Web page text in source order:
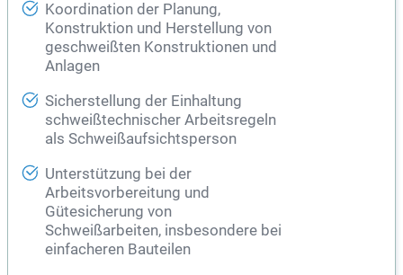
Koordination der Planung,
Konstruktion und Herstellung von
geschweißten Konstruktionen und
Anlagen
Sicherstellung der Einhaltung
schweißtechnischer Arbeitsregeln
als Schweißaufsichtsperson
Unterstützung bei der
Arbeitsvorbereitung und
Gütesicherung von
Schweißarbeiten, insbesondere bei
einfacheren Bauteilen